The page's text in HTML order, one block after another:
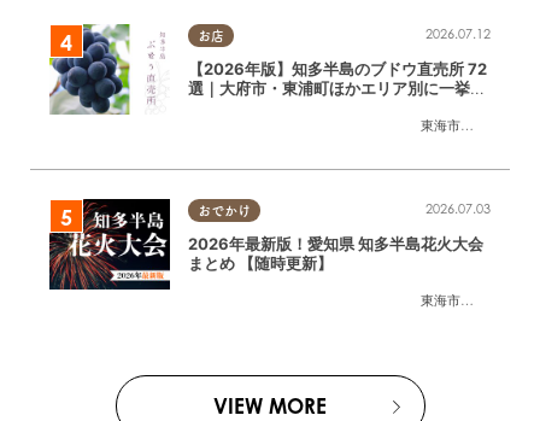
お店
東海市
,大府市
2026.07.12
【2026年版】知多半島のブドウ直売所 72
選｜大府市・東浦町ほかエリア別に一挙紹
おでかけ
東海市
,大府市
2026.07.03
2026年最新版！愛知県 知多半島花火大会
まとめ 【随時更新】
VIEW MORE